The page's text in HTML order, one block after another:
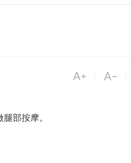
 
部按摩。